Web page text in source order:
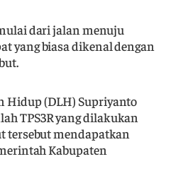
dari jalan menuju
yang biasa dikenal dengan
Hidup (DLH) Supriyanto
TPS3R yang dilakukan
tersebut mendapatkan
Kabupaten